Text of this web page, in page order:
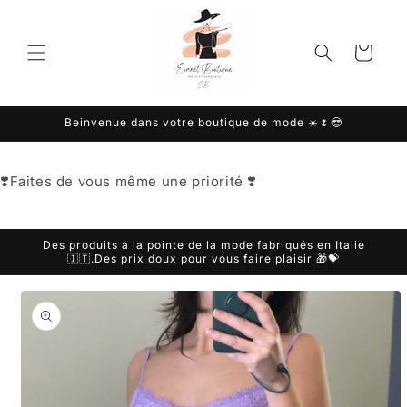
contenu
Panier
Beinvenue dans votre boutique de mode ☀️🌷😎
❣️Faites de vous même une priorité ❣️
Des produits à la pointe de la mode fabriqués en Italie
🇮🇹.Des prix doux pour vous faire plaisir 🎁💝
Passer aux
informations
produits